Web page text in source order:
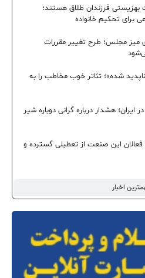
اخبار
بهزیستی فرزندان طلاق هستند؛
برای تحکیم خانواده
میز مجلس؛ طرح تغییر مقررات
شده»؛ تئاتر خوب مخاطب را به
هشدار درباره گرانی دوباره شیر
فعالان این صنعت از تعطیلی گسترده و